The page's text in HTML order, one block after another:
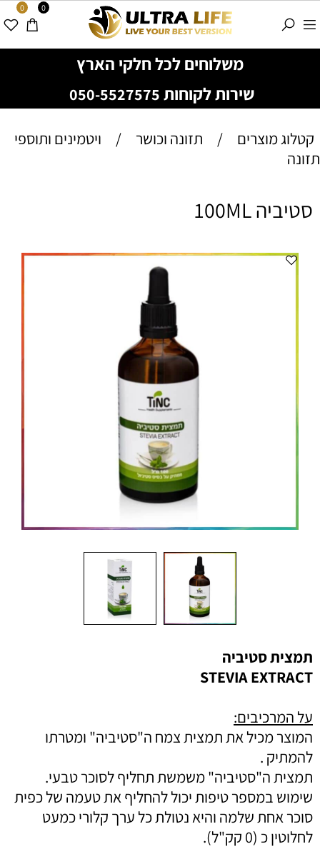
משלוחים לכל חלקי הארץ
שירות לקוחות 050-5527575
0 0
קטלוג מוצרים / תזונה וכושר /
ויטמינים ותוספי
תזונה
סטיביה 100ML
תמצית סטיביה
STEVIA EXTRACT
על המרכיבים:
המוצר מכיל את תמצית צמח ה"סטיביה" ומטרתו
להמתיק .
תמצית ה"סטיביה" משמשת תחליף לסוכר טבעי.
שימוש במספר טיפות יכול להחליף את טעמה של כפית
סוכר אחת שלמה והיא נטולת כל ערך קלורי כמעט
לחלוטין כ (0 קק"ל).